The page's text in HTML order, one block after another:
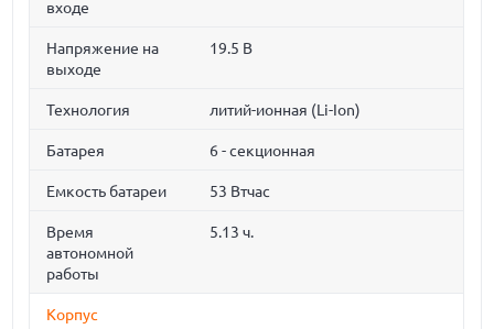
входе
Напряжение на
выходе
19.5 В
Технология литий-ионная (Li-Ion)
Батарея 6 - секционная
Емкость батареи 53 Втчас
Время
автономной
работы
5.13 ч.
Корпус